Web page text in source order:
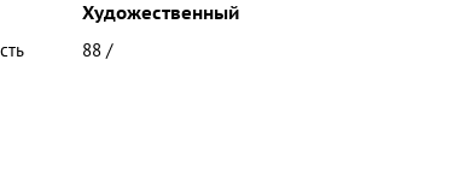
Художественный
88 /